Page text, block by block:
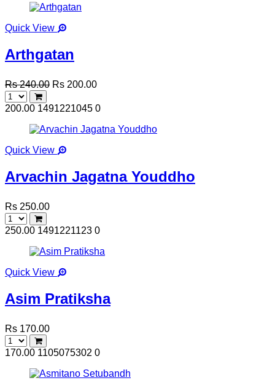
Quick View
Arthgatan
Rs 240.00 Rs 200.00
200.00 1491221045 0
Quick View
Arvachin Jagatna Youddho
Rs 250.00
250.00 1491221123 0
Quick View
Asim Pratiksha
Rs 170.00
170.00 1105075302 0